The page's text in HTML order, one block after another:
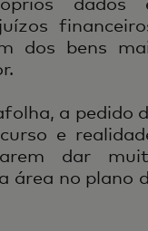
dos bens
a pedido
e
dar
área no plano